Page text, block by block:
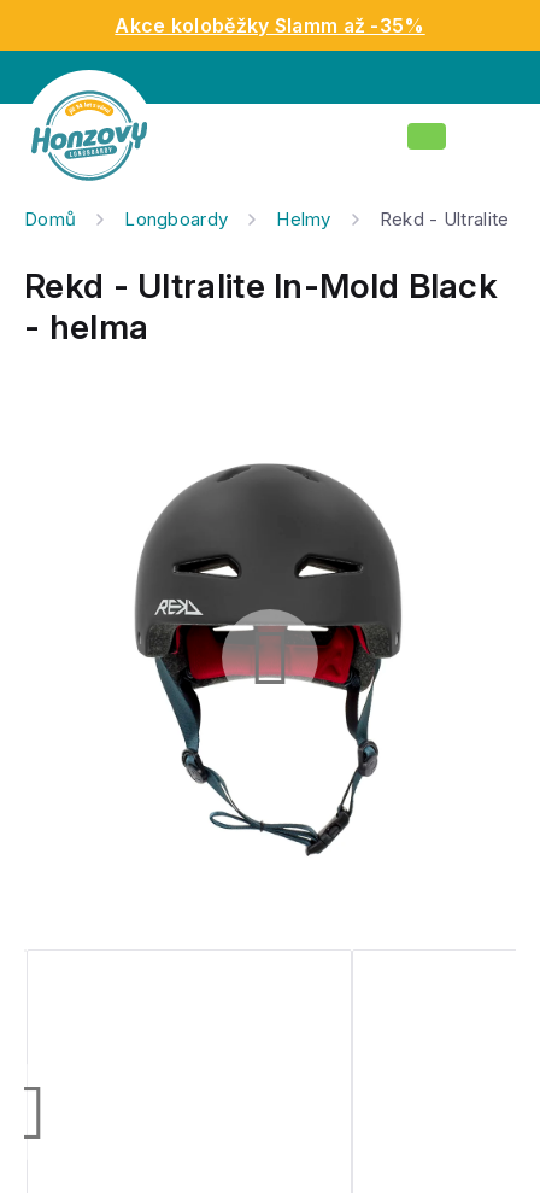
obsah
Akce koloběžky Slamm až -35%
Nákupní
Domů Longboardy Helmy Rekd - Ultralite
Rekd - Ultralite In-Mold Black
- helma